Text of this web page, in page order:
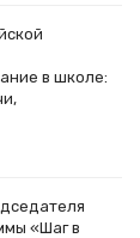
в школе:
«Шаг в